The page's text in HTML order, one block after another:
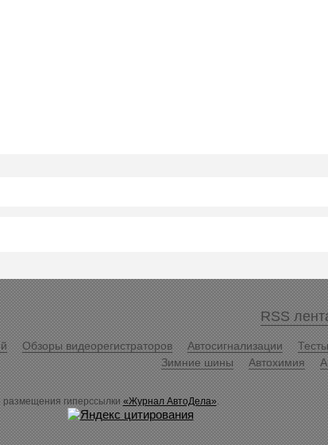
RSS
Обзоры видеорегистраторов Автосигнализации
Зимние шины
Автохимия
размещения гиперссылки«Журнал АвтоДела».